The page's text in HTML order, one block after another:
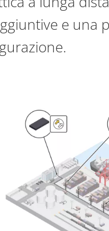
e una